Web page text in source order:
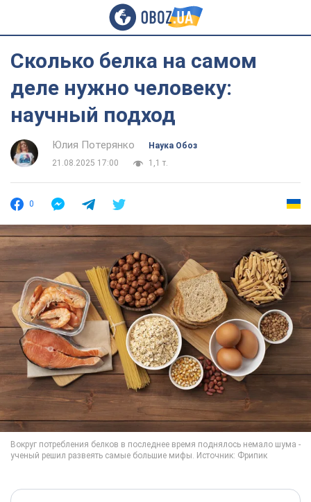
Сколько белка на самом
деле нужно человеку:
научный подход
Юлия Потерянко
Наука Обоз
21.08.2025 17:00
1,1 т.
0